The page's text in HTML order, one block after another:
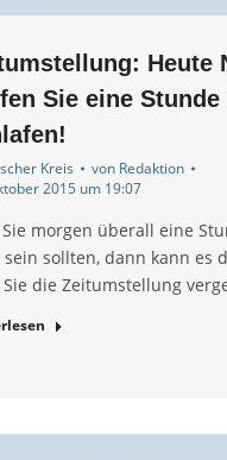
Heute
Sie eine Stunde
Kreis von Redaktion
2015 um 19:07
Sie morgen überall eine
sollten, dann kann es
Sie die Zeitumstellung